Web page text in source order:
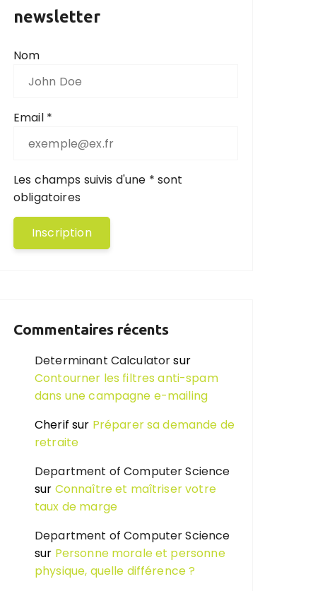
newsletter
Nom
Email *
Les champs suivis d'une * sont
obligatoires
Commentaires récents
Determinant Calculatorsur
Contourner les filtres anti-spam
dans une campagne e-mailing
Cherif sur Préparer sa demande de
retraite
Department of Computer Science
sur Connaître et maîtriser votre
taux de marge
Department of Computer Science
sur Personne morale et personne
physique, quelle différence ?